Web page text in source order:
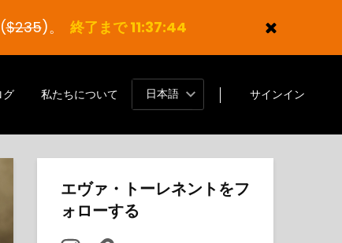
$235)。 終了まで 11:37:43
グ 私たちについて 日本語 サインイン
エヴァ・トーレネントをフ
ォローする